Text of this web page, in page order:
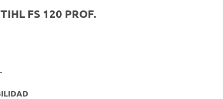
FS 120 PROF.